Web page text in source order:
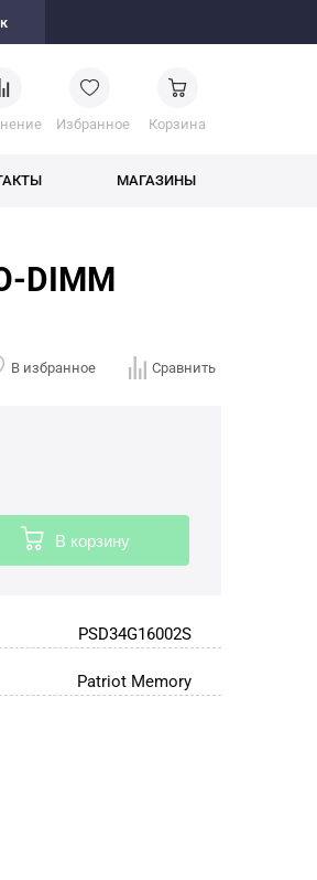
Избранное Корзина
МАГАЗИНЫ
DIMM
В избранное Сравнить
В корзину
PSD34G16002S
Patriot Memory